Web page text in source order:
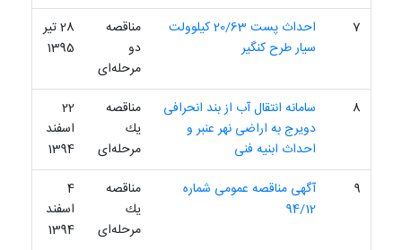
7
احداث پست 20/63 کیلوولت
سیار طرح کنگیر
مناقصه
دو
مرحله‌ای
28 تیر
1395
8
سامانه انتقال آب از بند انحرافی
دویرج به اراضی نهر عنبر و
احداث ابنیه فنی
مناقصه
یك
مرحله‌ای
22
اسفند
1394
9
آگهی مناقصه عمومی شماره
94/12
مناقصه
یك
مرحله‌ای
4
اسفند
1394